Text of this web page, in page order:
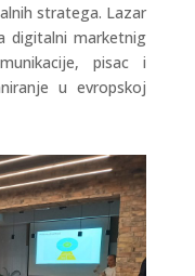
stratega. Lazar
digitalni marketnig
pisac i
u evropskoj